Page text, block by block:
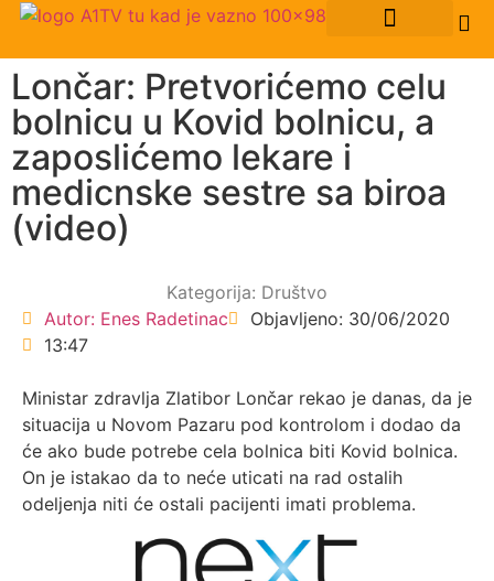
Lončar: Pretvorićemo celu
bolnicu u Kovid bolnicu, a
zaposlićemo lekare i
medicnske sestre sa biroa
(video)
Kategorija: Društvo
Autor: Enes Radetinac Objavljeno: 30/06/2020
13:47
Ministar zdravlja Zlatibor Lončar rekao je danas, da je
situacija u Novom Pazaru pod kontrolom i dodao da
će ako bude potrebe cela bolnica biti Kovid bolnica.
On je istakao da to neće uticati na rad ostalih
odeljenja niti će ostali pacijenti imati problema.